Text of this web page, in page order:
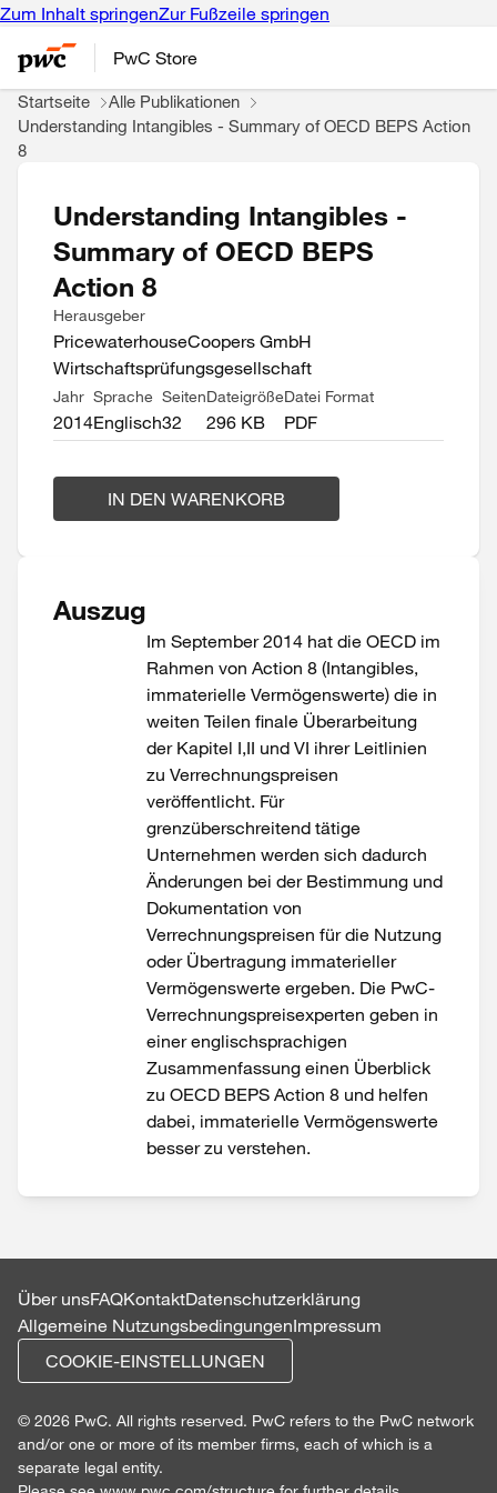
Zum Inhalt springenZur Fußzeile springen
PwC Store
Startseite
Alle Publikationen
Understanding Intangibles - Summary of OECD BEPS Action
8
Understanding Intangibles -
Summary of OECD BEPS
Action 8
Herausgeber
PricewaterhouseCoopers GmbH
Wirtschaftsprüfungsgesellschaft
Jahr
2014
Sprache
Englisch
Seiten
32
Dateigröße
296 KB
Datei Format
PDF
IN DEN WARENKORB
Auszug
Im September 2014 hat die OECD im
Rahmen von Action 8 (Intangibles,
immaterielle Vermögenswerte) die in
weiten Teilen finale Überarbeitung
der Kapitel I,II und VI ihrer Leitlinien
zu Verrechnungspreisen
veröffentlicht. Für
grenzüberschreitend tätige
Unternehmen werden sich dadurch
Änderungen bei der Bestimmung und
Dokumentation von
Verrechnungspreisen für die Nutzung
oder Übertragung immaterieller
Vermögenswerte ergeben. Die PwC-
Verrechnungspreisexperten geben in
einer englischsprachigen
Zusammenfassung einen Überblick
zu OECD BEPS Action 8 und helfen
dabei, immaterielle Vermögenswerte
besser zu verstehen.
Über unsFAQKontaktDatenschutzerklärung
Allgemeine NutzungsbedingungenImpressum
COOKIE-EINSTELLUNGEN
© 2026 PwC. All rights reserved. PwC refers to the PwC network
and/or one or more of its member firms, each of which is a
separate legal entity.